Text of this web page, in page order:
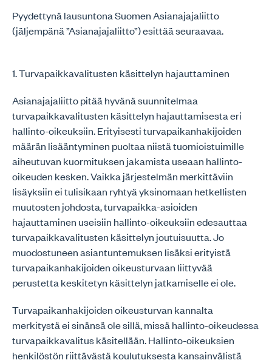
Pyydettynä lausuntona Suomen Asianajajaliitto
(jäljempänä ”Asianajajaliitto”) esittää seuraavaa.
1. Turvapaikkavalitusten käsittelyn hajauttaminen
Asianajajaliitto pitää hyvänä suunnitelmaa
turvapaikkavalitusten käsittelyn hajauttamisesta eri
hallinto-oikeuksiin. Erityisesti turvapaikanhakijoiden
määrän lisääntyminen puoltaa niistä tuomioistuimille
aiheutuvan kuormituksen jakamista useaan hallinto-
oikeuden kesken. Vaikka järjestelmän merkittäviin
lisäyksiin ei tulisikaan ryhtyä yksinomaan hetkellisten
muutosten johdosta, turvapaikka-asioiden
hajauttaminen useisiin hallinto-oikeuksiin edesauttaa
turvapaikkavalitusten käsittelyn joutuisuutta. Jo
muodostuneen asiantuntemuksen lisäksi erityistä
turvapaikanhakijoiden oikeusturvaan liittyvää
perustetta keskitetyn käsittelyn jatkamiselle ei ole.
Turvapaikanhakijoiden oikeusturvan kannalta
merkitystä ei sinänsä ole sillä, missä hallinto-oikeudessa
turvapaikkavalitus käsitellään. Hallinto-oikeuksien
henkilöstön riittävästä koulutuksesta kansainvälistä